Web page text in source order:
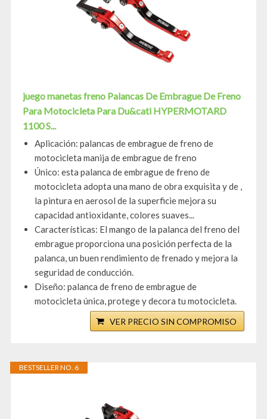
juego manetas freno Palancas De Embrague De Freno
Para Motocicleta Para Du&cati HYPERMOTARD
1100 S...
Aplicación: palancas de embrague de freno de
motocicleta manija de embrague de freno
Único: esta palanca de embrague de freno de
motocicleta adopta una mano de obra exquisita y de ,
la pintura en aerosol de la superficie mejora su
capacidad antioxidante, colores suaves...
Características: El mango de la palanca del freno del
embrague proporciona una posición perfecta de la
palanca, un buen rendimiento de frenado y mejora la
seguridad de conducción.
Diseño: palanca de freno de embrague de
motocicleta única, protege y decora tu motocicleta.
VER PRECIO SIN COMPROMISO
BESTSELLER NO. 6